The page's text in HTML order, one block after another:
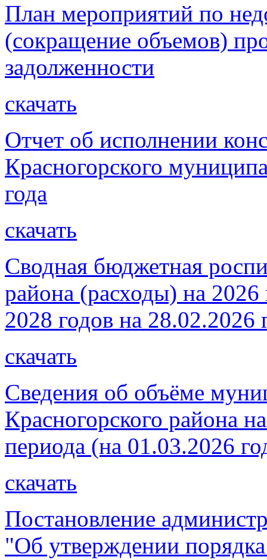
План мероприятий по
(сокращение объемов)
задолженности
скачать
Отчет об исполнении
Красногорского
года
скачать
Сводная бюджетная
района (расходы) на
2028 годов на 28.02.2026
скачать
Сведения об объёме
Красногорского района
периода (на 01.03.2026
скачать
Постановление
"Об утверждении